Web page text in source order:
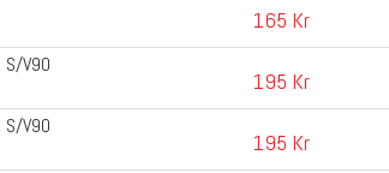
165 Kr
S/V90
195 Kr
S/V90
195 Kr